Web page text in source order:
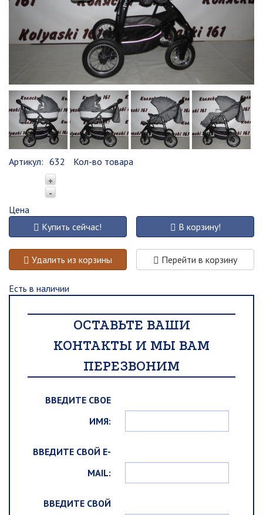
Артикул: 632
Кол-во товара
+
-
Цена
В корзину!
Купить сейчас!
Перейти в корзину
Удалить из корзины
Есть в наличии
ОСТАВЬТЕ ВАШИ
КОНТАКТЫ И МЫ ВАМ
ПЕРЕЗВОНИМ
ВВЕДИТЕ СВОЕ
ИМЯ:
ВВЕДИТЕ СВОЙ E-
MAIL:
ВВЕДИТЕ СВОЙ